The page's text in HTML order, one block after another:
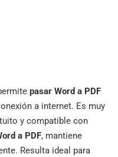
pasar Word a PDF
a internet. Es muy
y compatible con
a PDF, mantiene
Resulta ideal para